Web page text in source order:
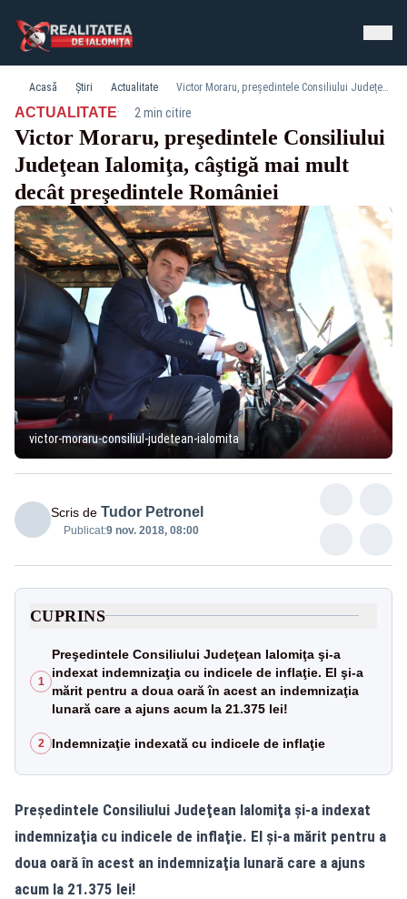
Acasă Știri Actualitate Victor Moraru, preşedintele Consiliului Judeţean Ialomiţa, câştigă mai mult decât preşedintele României
ACTUALITATE· 2 min citire
Victor Moraru, preşedintele Consiliului
Judeţean Ialomiţa, câştigă mai mult
decât preşedintele României
victor-moraru-consiliul-judetean-ialomita
Scris de Tudor Petronel
Publicat:9 nov. 2018, 08:00
CUPRINS
1
Preşedintele Consiliului Judeţean Ialomiţa şi-a
indexat indemnizaţia cu indicele de inflaţie. El şi-a
mărit pentru a doua oară în acest an indemnizaţia
lunară care a ajuns acum la 21.375 lei!
2 Indemnizaţie indexată cu indicele de inflaţie
Preşedintele Consiliului Judeţean Ialomiţa şi-a indexat
indemnizaţia cu indicele de inflaţie. El şi-a mărit pentru a
doua oară în acest an indemnizaţia lunară care a ajuns
acum la 21.375 lei!